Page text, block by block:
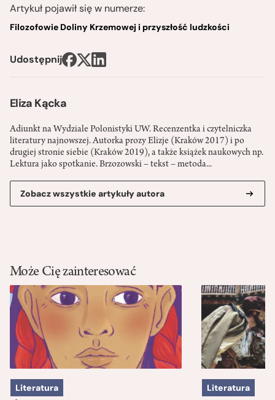
Eliza Kącka
Adiunkt na Wydziale Polonistyki UW. Recenzentka i czytelniczka
literatury najnowszej. Autorka prozy Elizje (Kraków 2017) i po
drugiej stronie siebie (Kraków 2019), a także książek naukowych np.
Lektura jako spotkanie. Brzozowski – tekst – metoda...
Zobacz wszystkie artykuły autora
Artykuł pojawił się w numerze:
Filozofowie Doliny Krzemowej i przyszłość ludzkości
Udostępnij
Może Cię zainteresować
Literatura Literatura